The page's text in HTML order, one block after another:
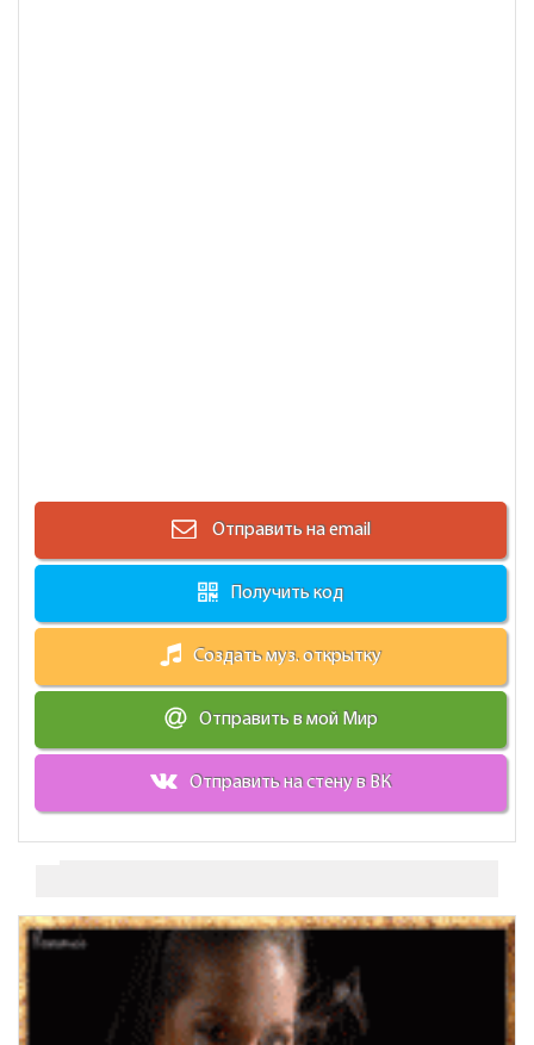
Отправить на email
Получить код
Создать муз. открытку
Отправить в мой Мир
Отправить на стену в ВК